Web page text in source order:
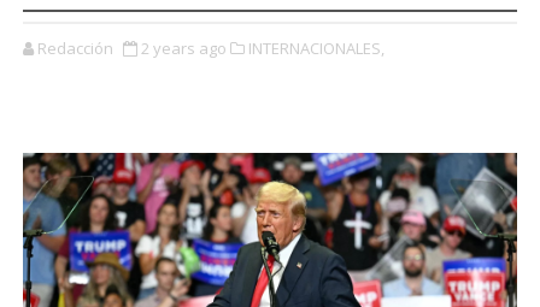
Redacción 2 years ago INTERNACIONALES,